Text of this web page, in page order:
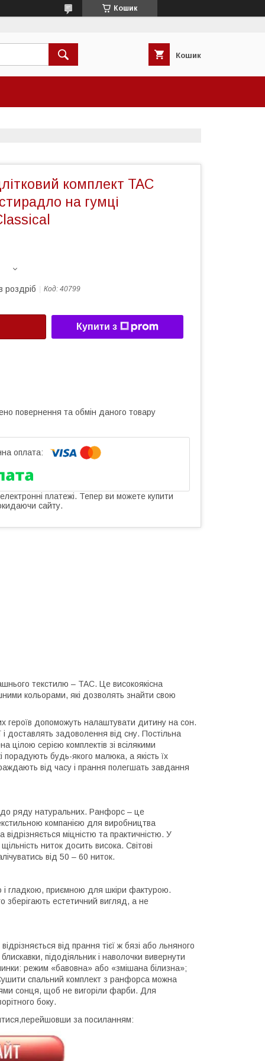
Кошик
Кошик
комплект TAC
на гумці
роздріб Код: 40799
Купити з
повернення та обмін даного товару
платежі. Тепер ви можете купити
сайту.
текстилю – TAC. Це високоякісна
кольорами, які дозволять знайти свою
героїв допоможуть налаштувати дитину на сон.
доставлять задоволення від сну. Постільна
серією комплектів зі всілякими
порадують будь-якого малюка, а якість їх
від часу і прання полегшать завдання
до ряду натуральних. Ранфорс – це
компанією для виробництва
міцністю та практичністю. У
ниток досить висока. Світові
від 50 – 60 ниток.
і гладкою, приємною для шкіри фактурою.
зберігають естетичний вигляд, а не
від прання тієї ж бязі або льняного
підодіяльник і наволочки вивернути
режим «бавовна» або «змішана білизна»;
спальний комплект з ранфорса можна
сонця, щоб не вигоріли фарби. Для
боку.
за посиланням: